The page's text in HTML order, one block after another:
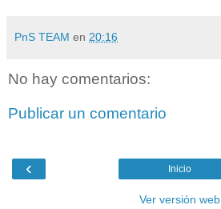
PnS TEAM en 20:16
No hay comentarios:
Publicar un comentario
‹ Inicio
Ver versión web